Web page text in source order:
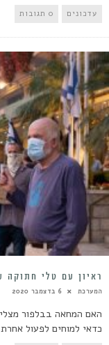
עדכונים 0 תגובות
ראיון עם טלי חתוקה
המערכת 6 בדצמבר 2020
האם המחאה בבלפור
כדאי למוחים לפעול